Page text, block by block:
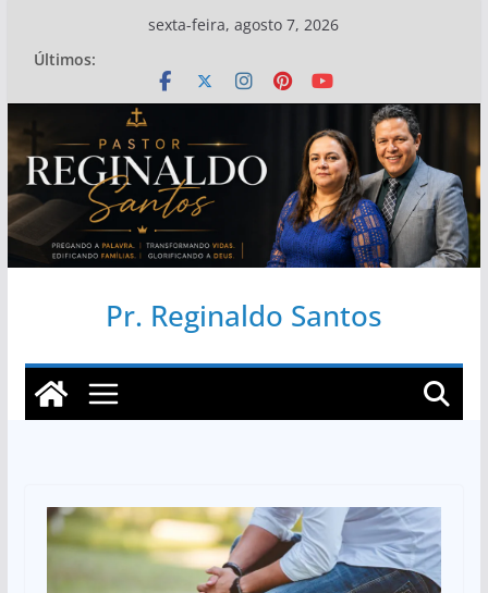
conteúdo
sexta-feira, agosto 7, 2026
Últimos:
Pr. Reginaldo Santos